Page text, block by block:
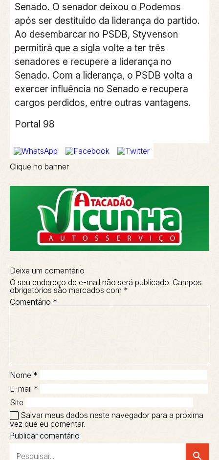
Senado. O senador deixou o Podemos
após ser destituído da liderança do partido.
Ao desembarcar no PSDB, Styvenson
permitirá que a sigla volte a ter três
senadores e recupere a liderança no
Senado. Com a liderança, o PSDB volta a
exercer influência no Senado e recupera
cargos perdidos, entre outras vantagens.
Portal 98
Clique no banner
Deixe um comentário
O seu endereço de e-mail não será publicado. Campos
obrigatórios são marcados com *
Comentário *
Nome *
E-mail *
Site
Salvar meus dados neste navegador para a próxima
vez que eu comentar.
search